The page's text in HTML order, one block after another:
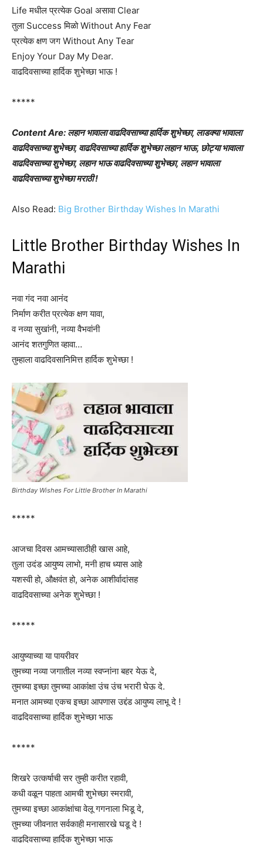
Life मधील प्रत्येक Goal असावा Clear
तुला Success मिळो Without Any Fear
प्रत्येक क्षण जग Without Any Tear
Enjoy Your Day My Dear.
वाढदिवसाच्या हार्दिक शुभेच्छा भाऊ !
*****
Content Are: लहान भावाला वाढदिवसाच्या हार्दिक शुभेच्छा, लाडक्या भावाला
वाढदिवसाच्या शुभेच्छा, वाढदिवसाच्या हार्दिक शुभेच्छा लहान भाऊ, छोट्या भावाला
वाढदिवसाच्या शुभेच्छा, लहान भाऊ वाढदिवसाच्या शुभेच्छा, लहान भावाला
वाढदिवसाच्या शुभेच्छा मराठी !
Also Read: Big Brother Birthday Wishes In Marathi
Little Brother Birthday Wishes In
Marathi
नवा गंद नवा आनंद
निर्माण करीत प्रत्येक क्षण यावा,
व नव्या सुखांनी, नव्या वैभवांनी
आनंद शतगुणित व्हावा…
तुम्हाला वाढदिवसानिमित्त हार्दिक शुभेच्छा !
Birthday Wishes For Little Brother In Marathi
*****
आजचा दिवस आमच्यासाठीही खास आहे,
तुला उदंड आयुष्य लाभो, मनी हाच ध्यास आहे
यशस्वी हो, औक्षवंत हो, अनेक आशीर्वादांसह
वाढदिवसाच्या अनेक शुभेच्छा !
*****
आयुष्याच्या या पायरीवर
तुमच्या नव्या जगातील नव्या स्वप्नांना बहर येऊ दे,
तुमच्या इच्छा तुमच्या आकांक्षा उंच उंच भरारी घेऊ दे.
मनात आमच्या एकच इच्छा आपणास उद्दंड आयुष्य लाभू दे !
वाढदिवसाच्या हार्दिक शुभेच्छा भाऊ
*****
शिखरे उत्कर्षाची सर तुम्ही करीत रहावी,
कधी वळून पाहता आमची शुभेच्छा स्मरावी,
तुमच्या इच्छा आकांक्षांचा वेलू गगनाला भिडू दे,
तुमच्या जीवनात सर्वकाही मनासारखे घडू दे !
वाढदिवसाच्या हार्दिक शुभेच्छा भाऊ